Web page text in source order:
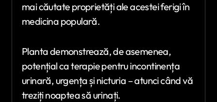
mai căutate proprietăți ale acestei ferigi în
medicina populară.
Planta demonstrează, de asemenea,
potențial ca terapie pentru incontinența
urinară, urgența și nicturia – atunci când vă
treziți noaptea să urinați.